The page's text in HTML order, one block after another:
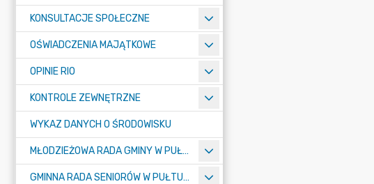
KONSULTACJE SPOŁECZNE
OŚWIADCZENIA MAJĄTKOWE
OPINIE RIO
KONTROLE ZEWNĘTRZNE
WYKAZ DANYCH O ŚRODOWISKU
MŁODZIEŻOWA RADA GMINY W PUŁTUSKU
GMINNA RADA SENIORÓW W PUŁTUSKU